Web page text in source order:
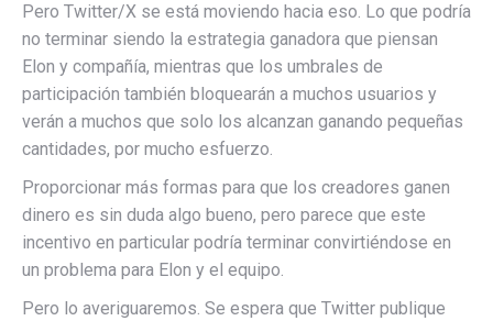
Pero Twitter/X se está moviendo hacia eso. Lo que podría
no terminar siendo la estrategia ganadora que piensan
Elon y compañía, mientras que los umbrales de
participación también bloquearán a muchos usuarios y
verán a muchos que solo los alcanzan ganando pequeñas
cantidades, por mucho esfuerzo.
Proporcionar más formas para que los creadores ganen
dinero es sin duda algo bueno, pero parece que este
incentivo en particular podría terminar convirtiéndose en
un problema para Elon y el equipo.
Pero lo averiguaremos. Se espera que Twitter publique